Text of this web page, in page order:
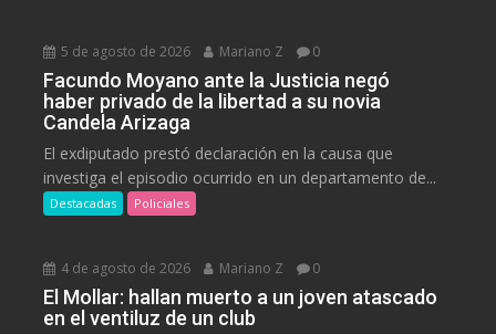
5 de agosto de 2026 Mariano Z 0
Facundo Moyano ante la Justicia negó
haber privado de la libertad a su novia
Candela Arizaga
El exdiputado prestó declaración en la causa que
investiga el episodio ocurrido en un departamento de...
Destacadas Policiales
4 de agosto de 2026 Mariano Z 0
El Mollar: hallan muerto a un joven atascado
en el ventiluz de un club